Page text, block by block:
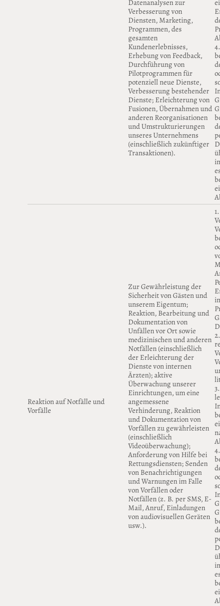
Datenanalysen zur
Verbesserung von
Diensten, Marketing,
Programmen, des
gesamten
Kundenerlebnisses,
Erhebung von Feedback,
Durchführung von
Pilotprogrammen für
potenziell neue Dienste,
Verbesserung bestehender
Dienste; Erleichterung von
Fusionen, Übernahmen und
anderen Reorganisationen
und Umstrukturierungen
unseres Unternehmens
(einschließlich zukünftiger
Transaktionen).
Reaktion auf Notfälle und
Vorfälle
Zur Gewährleistung der
Sicherheit von Gästen und
unserem Eigentum;
Reaktion, Bearbeitung und
Dokumentation von
Unfällen vor Ort sowie
medizinischen und anderen
Notfällen (einschließlich
der Erleichterung der
Dienste von internen
Ärzten); aktive
Überwachung unserer
Einrichtungen, um eine
angemessene
Verhinderung, Reaktion
und Dokumentation von
Vorfällen zu gewährleisten
(einschließlich
Videoüberwachung);
Anforderung von Hilfe bei
Rettungsdiensten; Senden
von Benachrichtigungen
und Warnungen im Falle
von Vorfällen oder
Notfällen (z. B. per SMS, E-
Mail, Anruf, Einladungen
von audiovisuellen Geräten
usw.).